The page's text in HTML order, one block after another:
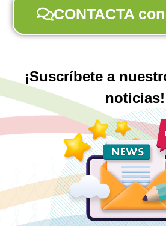
CONTACTA
¡Suscríbete a
noticias!